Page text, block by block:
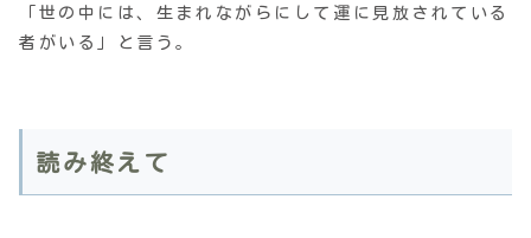
「世の中には、生まれながらにして運に見放されている
者がいる」と言う。
読み終えて